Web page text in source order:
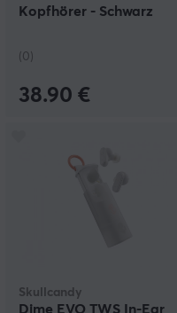
Kopfhörer - Schwarz
(0)
38.90 €
Skullcandy
Dime EVO TWS In-Ear